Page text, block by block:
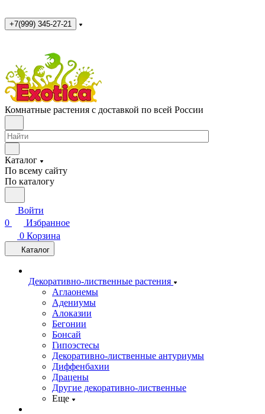
+7(999) 345-27-21
Комнатные растения с доставкой по всей России
Каталог
По всему сайту
По каталогу
Войти
0
Избранное
0 Корзина
Каталог
Декоративно-лиственные растения
Аглаонемы
Адениумы
Алоказии
Бегонии
Бонсай
Гипоэстесы
Декоративно-лиственные антуриумы
Диффенбахии
Драцены
Другие декоративно-лиственные
Еще